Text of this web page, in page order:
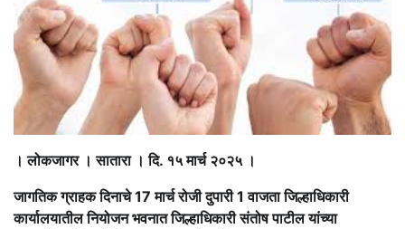
। लोकजागर । सातारा । दि. १५ मार्च २०२५ ।
जागतिक ग्राहक दिनाचे 17 मार्च रोजी दुपारी 1 वाजता जिल्हाधिकारी
कार्यालयातील नियोजन भवनात जिल्हाधिकारी संतोष पाटील यांच्या